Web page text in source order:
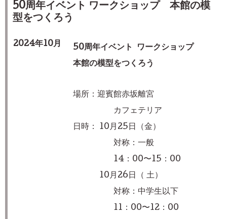
50周年イベント ワークショップ 本館の模
型をつくろう
2024年10月
50周年イベント ワークショップ
本館の模型をつくろう
場所：迎賓館赤坂離宮
カフェテリア
日時： 10月25日（金）
対称：一般
14：00〜15：00
10月 26 日（ 土）
対称：中学生以下
11：00〜12：00